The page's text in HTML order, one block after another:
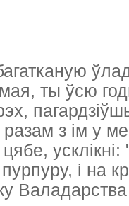
ты ўсю
з ім у
і на